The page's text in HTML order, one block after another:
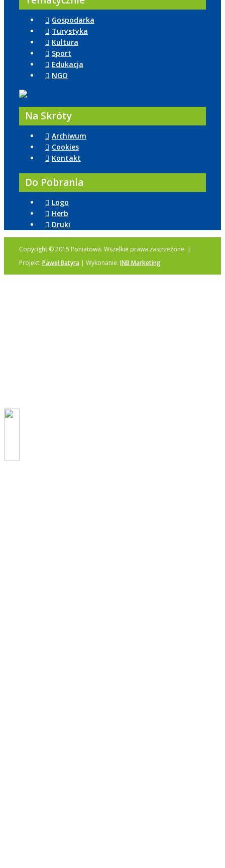
Gospodarka
Turystyka
Kultura
Sport
Edukacja
NGO
Na Skróty
Archiwum
Cookies
Kontakt
Do Pobrania
Logo
Herb
Druki
Copyright © 2015 Poniatowa. Wszelkie prawa zastrzeżone. |
Projekt: Paweł Batyra | Wykonanie: INB Marketing